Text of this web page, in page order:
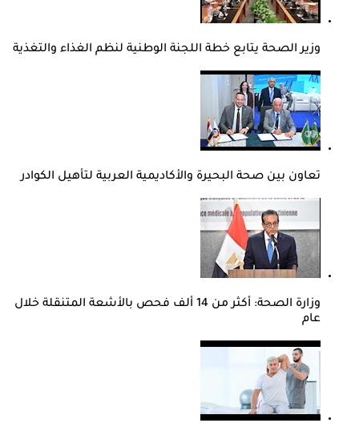
وزير الصحة يتابع خطة اللجنة الوطنية لنظم الغذاء والتغذية
تعاون بين صحة البحيرة والأكاديمية العربية لتأهيل الكوادر
وزارة الصحة: أكثر من 14 ألف فحص بالأشعة المتنقلة خلال
عام